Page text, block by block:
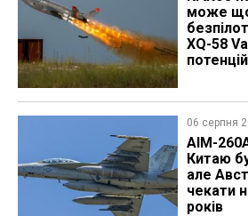
може
XQ-58
06 серпня
AIM-
Китаю
але
чекати
років